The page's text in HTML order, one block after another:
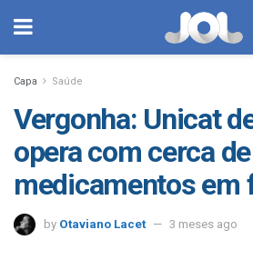
Capa Saúde
Vergonha: Unicat
opera com cerca
medicamentos em
by Otaviano Lacet 3 meses ago